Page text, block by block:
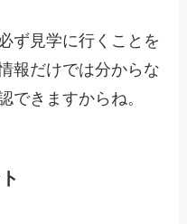
ず見学に行くことを
報だけでは分からな
できますからね。